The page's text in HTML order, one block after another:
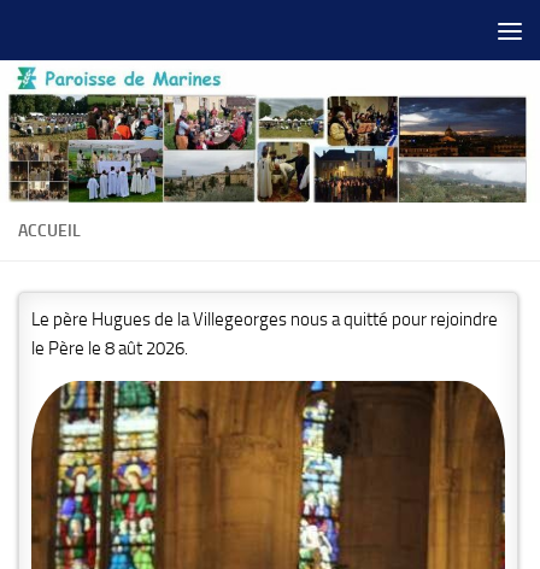
ACCUEIL
Le père Hugues de la Villegeorges nous a quitté pour rejoindre
le Père le 8 aût 2026.